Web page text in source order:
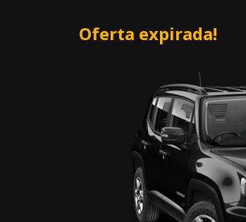
Oferta expirada!